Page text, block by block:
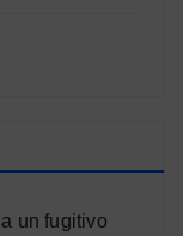
un fugitivo